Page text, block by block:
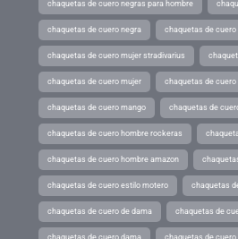
chaquetas de cuero negras para hombre
chaquetas de cuero negra chaquetas de cuero
chaquetas de cuero mujer stradivarius
chaquetas de cuero mujer chaquetas de cuero
chaquetas de cuero mango chaquetas de
chaquetas de cuero hombre rockeras
chaquetas de cuero hombre amazon
chaquetas de cuero estilo motero chaquetas
chaquetas de cuero de dama chaquetas de